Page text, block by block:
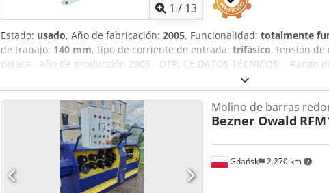
1 / 13
Estado: usado, Año de fabricación: 2005, Funcionalidad: totalmente
de trabajo: 140 mm, tipo de corriente de entrada: trifásico, tensión de
polaca - año de producción 2005 - DTR, CE DATOS TÉCNICOS: -
procesados: 40-140 mm - Diámetro máximo del material de entrada:
material de entrada: 600 mm - Máxima tolerancia de mecanizado por
accionamiento del cabezal de corte: 18,5 kW - avance/retroceso -
N Ebao Akaokr - 3 rodillos de tracción dentados - cabeza: 4 cuchillos -
suave - dimensiones largo/ancho/alto: 2630x1240x1400mm - peso:
Gdańsk 2.270 km
Molino de barras
Bezner Owald